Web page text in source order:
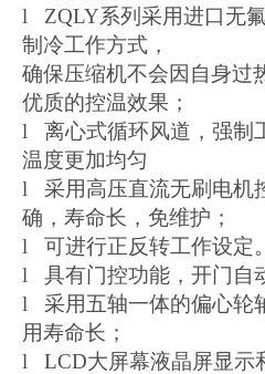
l ZQLY系列采用进口无
制冷工作方式，
确保压缩机不会因自身过
优质的控温效果；
l 离心式循环风道，强制
温度更加均匀
l 采用高压直流无刷电机
确，寿命长，免维护；
l 可进行正反转工作设定。
l 具有门控功能，开门自
l 采用五轴一体的偏心轮
用寿命长；
l LCD大屏幕液晶屏显示